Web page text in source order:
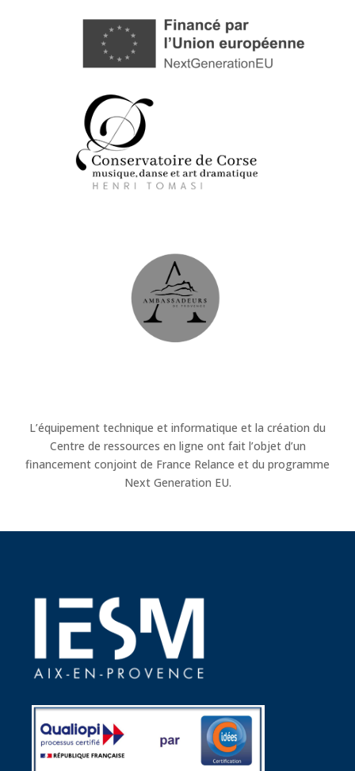
L’équipement technique et informatique et la création du
Centre de ressources en ligne ont fait l’objet d’un
financement conjoint de France Relance et du programme
Next Generation EU.